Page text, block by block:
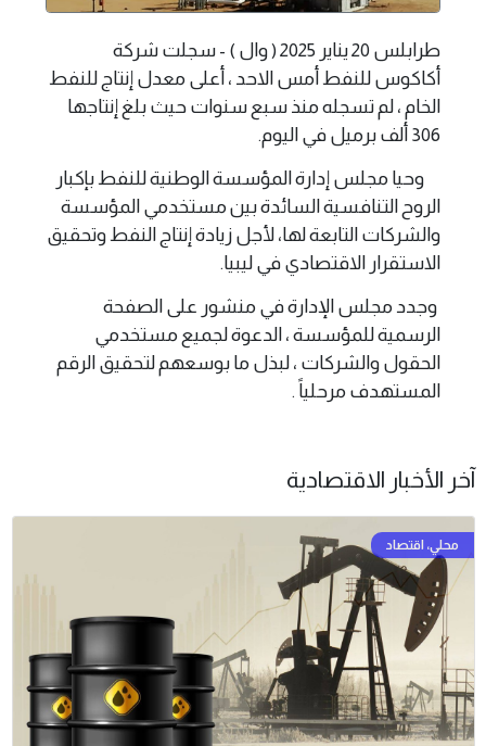
طرابلس 20 يناير 2025 ( وال ) - سجلت شركة
أكاكوس للنفط أمس الاحد ، أعلى معدل إنتاج للنفط
الخام ، لم تسجله منذ سبع سنوات حيث بلغ إنتاجها
306 ألف برميل في اليوم.
وحيا مجلس إدارة المؤسسة الوطنية للنفط بإكبار
الروح التنافسية السائدة بين مستخدمي المؤسسة
والشركات التابعة لها، لأجل زيادة إنتاج النفط وتحقيق
الاستقرار الاقتصادي في ليبيا.
وجدد مجلس الإدارة في منشور على الصفحة
الرسمية للمؤسسة ، الدعوة لجميع مستخدمي
الحقول والشركات ، لبذل ما بوسعهم لتحقيق الرقم
المستهدف مرحلياً .
آخر الأخبار الاقتصادية